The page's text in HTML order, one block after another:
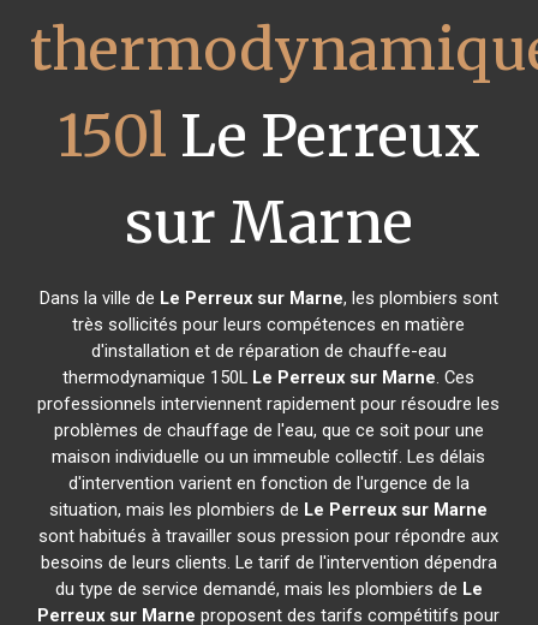
150l Le Perreux
sur Marne
Dans la ville de Le Perreux sur Marne, les plombiers sont
très sollicités pour leurs compétences en matière
d'installation et de réparation de chauffe-eau
thermodynamique 150L Le Perreux sur Marne. Ces
professionnels interviennent rapidement pour résoudre les
problèmes de chauffage de l'eau, que ce soit pour une
maison individuelle ou un immeuble collectif. Les délais
d'intervention varient en fonction de l'urgence de la
situation, mais les plombiers de Le Perreux sur Marne
sont habitués à travailler sous pression pour répondre aux
besoins de leurs clients. Le tarif de l'intervention dépendra
du type de service demandé, mais les plombiers de Le
Perreux sur Marne proposent des tarifs compétitifs pour